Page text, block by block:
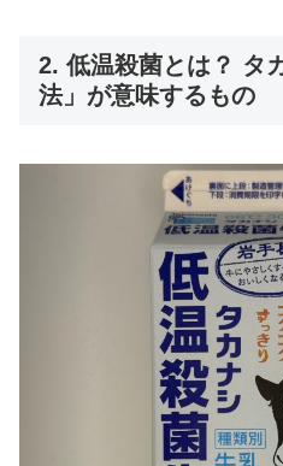
2. 低温殺菌とは？ タ
法」が意味するもの